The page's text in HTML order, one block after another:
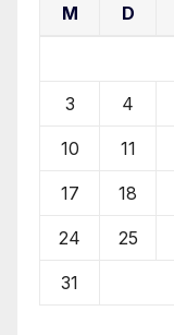
M D
3 4
10 11
17 18
24 25
31